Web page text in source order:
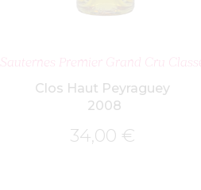
Sauternes Premier Grand Cru Classé
Clos Haut Peyraguey
2008
34,00 €
AJOUTER AU PANIER